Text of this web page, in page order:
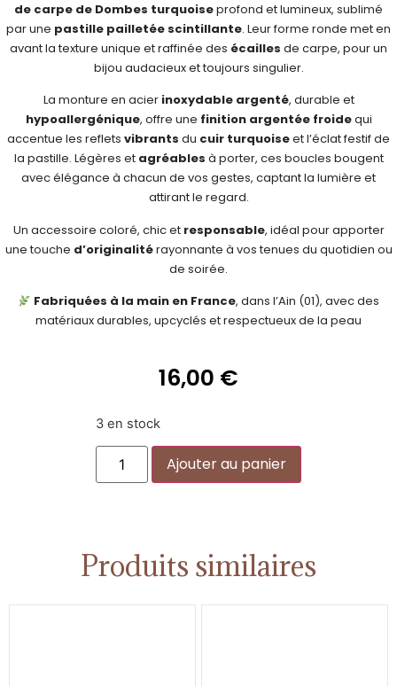
de carpe de Dombes turquoiseprofond et lumineux, sublimé
par une pastille pailletée scintillante. Leur forme ronde met en
avant la texture unique et raffinée des écailles de carpe, pour un
bijou audacieux et toujours singulier.​
La monture en acier inoxydable argenté, durable et
hypoallergénique, offre une finition argentée froidequi
accentue les reflets vibrants du cuir turquoiseet l’éclat festif de
la pastille. Légères et agréables à porter, ces boucles bougent
avec élégance à chacun de vos gestes, captant la lumière et
attirant le regard.​
Un accessoire coloré, chic et responsable, idéal pour apporter
une touche d’originalitérayonnante à vos tenues du quotidien ou
de soirée.
Fabriquées à la main en France, dans l’Ain (01), avec des
matériaux durables, upcyclés et respectueux de la peau
16,00 €
3 en stock
Ajouter au panier
Produits similaires